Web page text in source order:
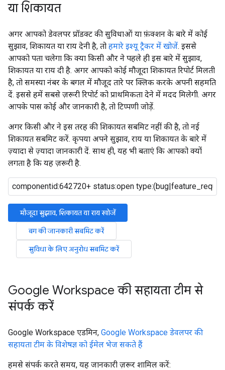
या शिकायत
अगर आपको डेवलपर प्रॉडक्ट की सुविधाओं या फ़ंक्शन के बारे में कोई
सुझाव, शिकायत या राय देनी है, तो हमारे इश्यू ट्रैकर में खोजें. इससे
आपको पता चलेगा कि क्या किसी और ने पहले ही इस बारे में सुझाव,
शिकायत या राय दी है. अगर आपको कोई मौजूदा शिकायत रिपोर्ट मिलती
है, तो समस्या नंबर के बगल में मौजूद तारे पर क्लिक करके अपनी सहमति
दें. इससे हमें सबसे ज़रूरी रिपोर्ट को प्राथमिकता देने में मदद मिलेगी. अगर
आपके पास कोई और जानकारी है, तो टिप्पणी जोड़ें.
अगर किसी और ने इस तरह की शिकायत सबमिट नहीं की है, तो नई
शिकायत सबमिट करें. कृपया अपने सुझाव, राय या शिकायत के बारे में
ज़्यादा से ज़्यादा जानकारी दें. साथ ही, यह भी बताएं कि आपको क्यों
लगता है कि यह ज़रूरी है.
मौजूदा सुझाव, शिकायत या राय खोजें
बग की जानकारी सबमिट करें
सुविधा के लिए अनुरोध सबमिट करें
Google Workspace की सहायता टीम से
संपर्क करें
Google Workspace एडमिन, Google Workspace डेवलपर की
सहायता टीम के विशेषज्ञ को ईमेल भेज सकते हैं
हमसे संपर्क करते समय, यह जानकारी ज़रूर शामिल करें: